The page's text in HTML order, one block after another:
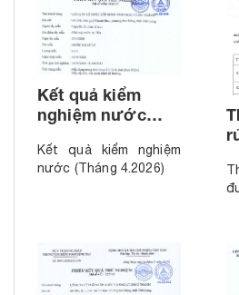
Kết quả kiểm
nghiệm nước
Kết quả kiểm nghiệm
nước (Tháng 4.2026)